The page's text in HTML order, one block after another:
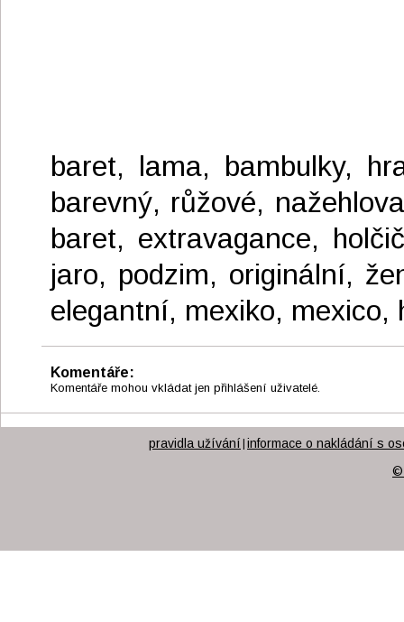
baret, lama, bambulky,
barevný, růžové,
baret, extravagance,
jaro, podzim, originální,
elegantní, mexiko, mexico,
Komentáře:
Komentáře mohou vkládat jen přihlášení uživatelé.
pravidla užívání informace o nakládání s
©